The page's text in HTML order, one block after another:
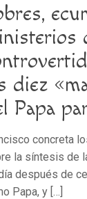
diez
Papa
concreta
la síntesis de
después de
Papa, y […]